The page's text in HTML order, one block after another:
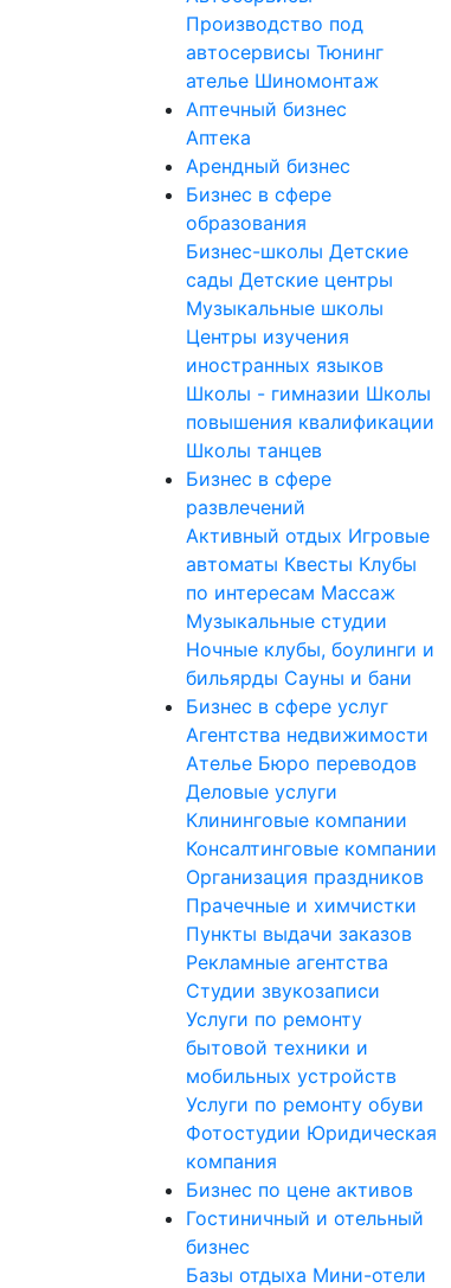
Производство под
автосервисы Тюнинг
ателье Шиномонтаж
Аптечный бизнес
Аптека
Арендный бизнес
Бизнес в сфере
образования
Бизнес-школы Детские
сады Детские центры
Музыкальные школы
Центры изучения
иностранных языков
Школы - гимназии Школы
повышения квалификации
Школы танцев
Бизнес в сфере
развлечений
Активный отдых Игровые
автоматы Квесты Клубы
по интересам Массаж
Музыкальные студии
Ночные клубы, боулинги и
бильярды Сауны и бани
Бизнес в сфере услуг
Агентства недвижимости
Ателье Бюро переводов
Деловые услуги
Клининговые компании
Консалтинговые компании
Организация праздников
Прачечные и химчистки
Пункты выдачи заказов
Рекламные агентства
Студии звукозаписи
Услуги по ремонту
бытовой техники и
мобильных устройств
Услуги по ремонту обуви
Фотостудии Юридическая
компания
Бизнес по цене активов
Гостиничный и отельный
бизнес
Базы отдыха Мини-отели